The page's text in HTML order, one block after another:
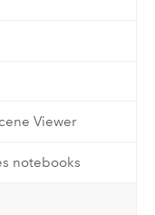
Viewer
notebooks